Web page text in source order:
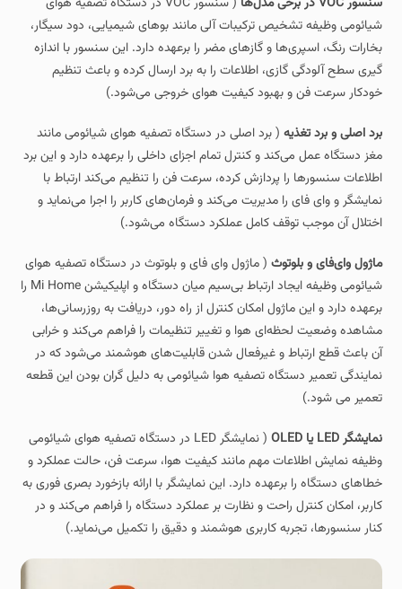
شیائومی وظیفه تشخیص ترکیبات آلی مانند بوهای شیمیایی، دود سیگار،
بخارات رنگ، اسپری‌ها و گازهای مضر را برعهده دارد. این سنسور با اندازه‌
گیری سطح آلودگی گازی، اطلاعات را به برد ارسال کرده و باعث تنظیم
خودکار سرعت فن و بهبود کیفیت هوای خروجی می‌شود.)
برد اصلی و برد تغذیه ( برد اصلی در دستگاه تصفیه‌ هوای شیائومی مانند
مغز دستگاه عمل می‌کند و کنترل تمام اجزای داخلی را برعهده دارد و این برد
اطلاعات سنسورها را پردازش کرده، سرعت فن را تنظیم می‌کند ارتباط با
نمایشگر و وای‌ فای را مدیریت می‌کند و فرمان‌های کاربر را اجرا می‌نماید و
اختلال آن موجب توقف کامل عملکرد دستگاه می‌شود.)
ماژول وای‌فای و بلوتوث ( ماژول وای‌ فای و بلوتوث در دستگاه تصفیه هوای
شیائومی وظیفه ایجاد ارتباط بی‌سیم میان دستگاه و اپلیکیشن Mi Home را
برعهده دارد و این ماژول امکان کنترل از راه دور، دریافت به‌ روزرسانی‌ها،
مشاهده وضعیت لحظه‌ای هوا و تغییر تنظیمات را فراهم می‌کند و خرابی
آن باعث قطع ارتباط و غیرفعال شدن قابلیت‌های هوشمند می‌شود که در
نمایندگی تعمیر دستگاه تصفیه هوا شیائومی به دلیل گران بودن این قطعه
تعمیر می شود.)
نمایشگر LED یا OLED
( نمایشگر LED در دستگاه تصفیه هوای شیائومی
وظیفه نمایش اطلاعات مهم مانند کیفیت هوا، سرعت فن، حالت عملکرد و
خطاهای دستگاه را برعهده دارد. این نمایشگر با ارائه بازخورد بصری فوری به
کاربر، امکان کنترل راحت و نظارت بر عملکرد دستگاه را فراهم می‌کند و در
کنار سنسورها، تجربه کاربری هوشمند و دقیق را تکمیل می‌نماید.)